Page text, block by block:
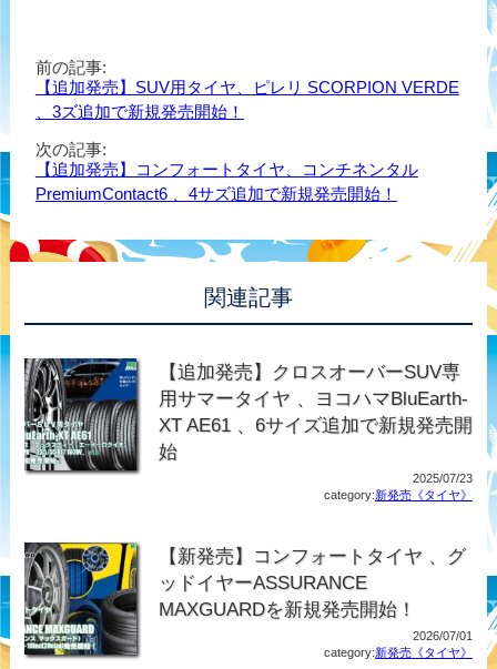
前の記事:
【追加発売】SUV用タイヤ、ピレリ SCORPION VERDE
、3ズ追加で新規発売開始！
次の記事:
【追加発売】コンフォートタイヤ、コンチネンタル
PremiumContact6 、4サズ追加で新規発売開始！
関連記事
【追加発売】クロスオーバーSUV専
用サマータイヤ 、ヨコハマBluEarth-
XT AE61 、6サイズ追加で新規発売開
始
2025/07/23
category:新発売《タイヤ》
【新発売】コンフォートタイヤ 、グ
ッドイヤーASSURANCE
MAXGUARDを新規発売開始！
2026/07/01
category:新発売《タイヤ》